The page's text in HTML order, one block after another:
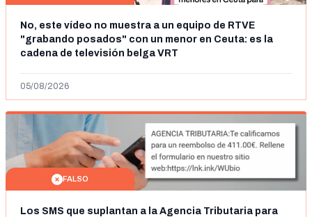
No, este vídeo no muestra a un equipo de RTVE
"grabando posados" con un menor en Ceuta: es la
cadena de televisión belga VRT
05/08/2026
FALSO
Los SMS que suplantan a la Agencia Tributaria para